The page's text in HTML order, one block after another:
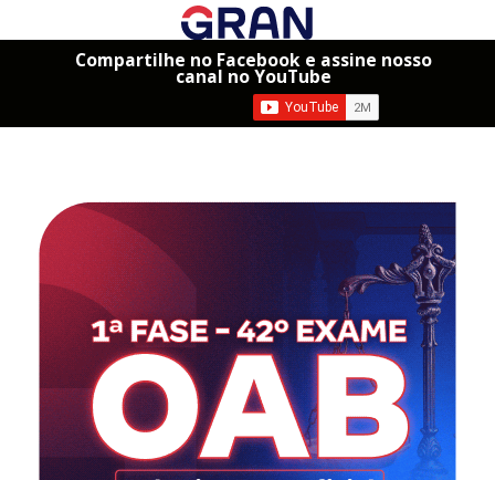
Compartilhe no Facebook e assine nosso
canal no YouTube